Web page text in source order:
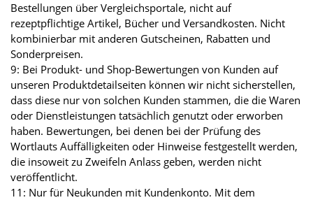
Bestellungen über Vergleichsportale, nicht auf
rezeptpflichtige Artikel, Bücher und Versandkosten. Nicht
kombinierbar mit anderen Gutscheinen, Rabatten und
Sonderpreisen.
9: Bei Produkt- und Shop-Bewertungen von Kunden auf
unseren Produktdetailseiten können wir nicht sicherstellen,
dass diese nur von solchen Kunden stammen, die die Waren
oder Dienstleistungen tatsächlich genutzt oder erworben
haben. Bewertungen, bei denen bei der Prüfung des
Wortlauts Auffälligkeiten oder Hinweise festgestellt werden,
die insoweit zu Zweifeln Anlass geben, werden nicht
veröffentlicht.
11: Nur für Neukunden mit Kundenkonto. Mit dem